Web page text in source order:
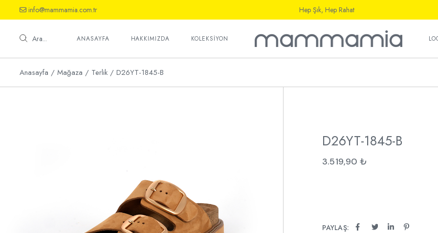
the
info@mammamia.com.tr Hep Şık, Hep Rahat
Ara... ANASAYFA HAKKIMIZDA KOLEKSIYON
Ayakkabı
Sandalet
Anasayfa
Mağaza Terlik D26YT-1845-B
D26YT-1845-B
3.519,90₺
PAYLAŞ: